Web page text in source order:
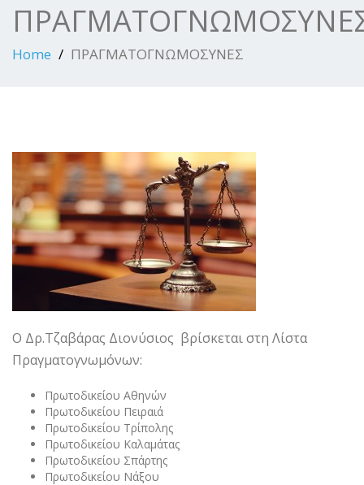
Home ΠΡΑΓΜΑΤΟΓΝΩΜΟΣΥΝΕΣ
Ο Δρ.Τζαβάρας Διονύσιος βρίσκεται στη Λίστα
Πραγματογνωμόνων:
Πρωτοδικείου Αθηνών
Πρωτοδικείου Πειραιά
Πρωτοδικείου Τρίπολης
Πρωτοδικείου Καλαμάτας
Πρωτοδικείου Σπάρτης
Πρωτοδικείου Νάξου